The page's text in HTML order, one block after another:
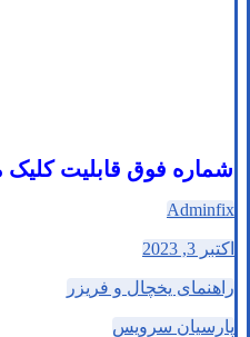
شماره فوق قابلیت کلیک
Adminfix
اکتبر 3, 2023
راهنمای یخچال و فریزر
پارسیان سرویس